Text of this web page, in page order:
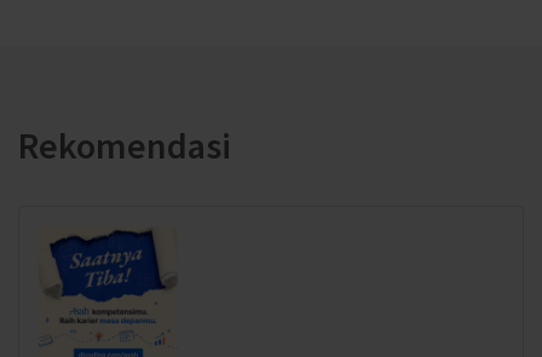
Rekomendasi